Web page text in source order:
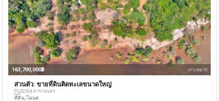
163,700,000฿ เกาะหมาก
ส่วนตัว: ขายที่ดินติดทะเลขนาดใหญ่
52384 ตารางเมตร
ที่ดิน, โฉนด